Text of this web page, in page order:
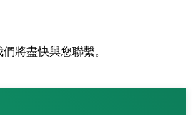
將盡快與您聯繫。